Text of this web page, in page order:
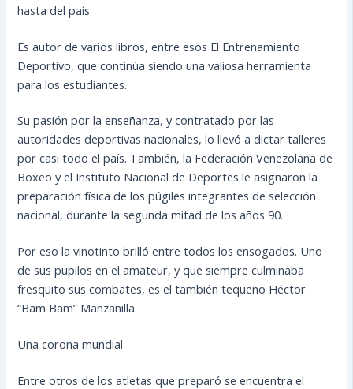
hasta del país.
Es autor de varios libros, entre esos El Entrenamiento
Deportivo, que continúa siendo una valiosa herramienta
para los estudiantes.
Su pasión por la enseñanza, y contratado por las
autoridades deportivas nacionales, lo llevó a dictar talleres
por casi todo el país. También, la Federación Venezolana de
Boxeo y el Instituto Nacional de Deportes le asignaron la
preparación física de los púgiles integrantes de selección
nacional, durante la segunda mitad de los años 90.
Por eso la vinotinto brilló entre todos los ensogados. Uno
de sus pupilos en el amateur, y que siempre culminaba
fresquito sus combates, es el también tequeño Héctor
“Bam Bam” Manzanilla.
Una corona mundial
Entre otros de los atletas que preparó se encuentra el